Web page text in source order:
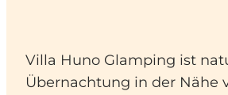
Events
Essen
Villa Huno Glamping ist
Übernachtung in der Nähe